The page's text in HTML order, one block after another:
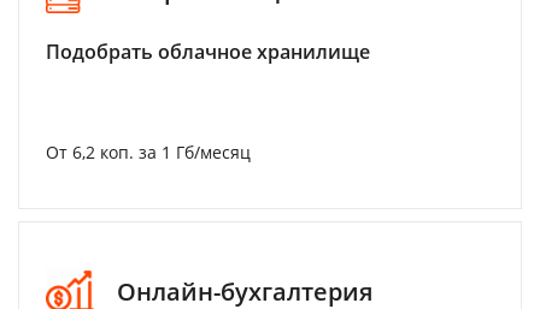
Подобрать облачное хранилище
От 6,2 коп. за 1 Гб/месяц
Онлайн-бухгалтерия